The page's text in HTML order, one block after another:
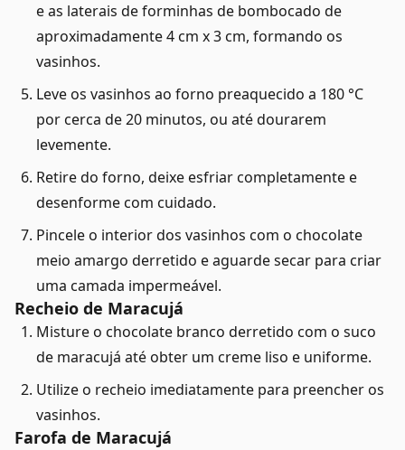
e as laterais de forminhas de bombocado de
aproximadamente 4 cm x 3 cm, formando os
vasinhos.
Leve os vasinhos ao forno preaquecido a 180 °C
por cerca de 20 minutos, ou até dourarem
levemente.
Retire do forno, deixe esfriar completamente e
desenforme com cuidado.
Pincele o interior dos vasinhos com o chocolate
meio amargo derretido e aguarde secar para criar
uma camada impermeável.
Recheio de Maracujá
Misture o chocolate branco derretido com o suco
de maracujá até obter um creme liso e uniforme.
Utilize o recheio imediatamente para preencher os
vasinhos.
Farofa de Maracujá